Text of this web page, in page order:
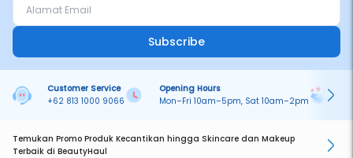
Subscribe
Customer Service
+62 813 1000 9066
Opening Hours
Mon–Fri 10am–5pm, Sat 10am–2pm
Temukan Promo Produk Kecantikan hingga Skincare dan Makeup
Terbaik di BeautyHaul